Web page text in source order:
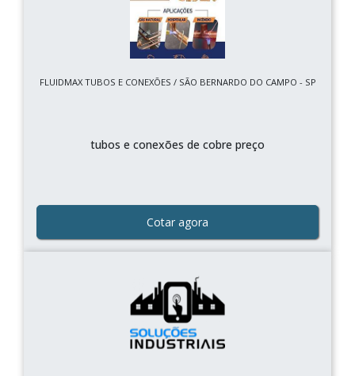
FLUIDMAX TUBOS E CONEXÕES / SÃO BERNARDO DO CAMPO - SP
tubos e conexões de cobre preço
Cotar agora